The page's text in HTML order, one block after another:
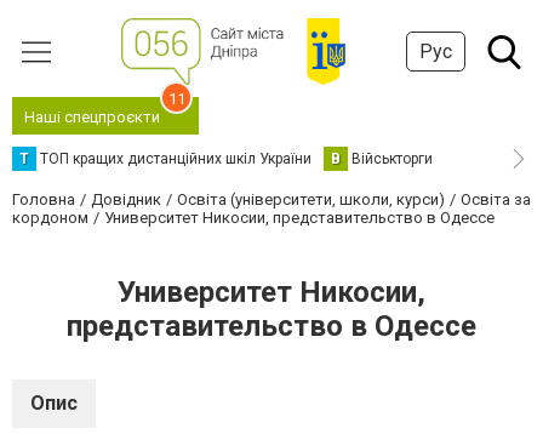
Рус
Наші спецпроєкти
11
Т ТОП кращих дистанційних шкіл України В Військторги
Головна Довідник Освіта (університети, школи, курси)
Освіта за
кордоном
Университет Никосии, представительство в Одессе
Университет Никосии,
представительство в Одессе
Опис